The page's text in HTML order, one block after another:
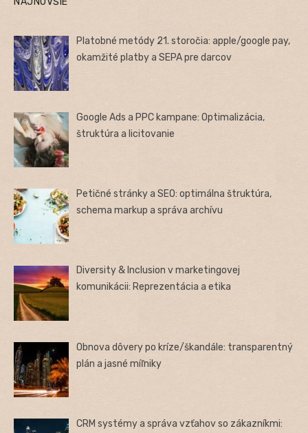
Platobné metódy 21. storočia: apple/google pay,
okamžité platby a SEPA pre darcov
Google Ads a PPC kampane: Optimalizácia,
štruktúra a licitovanie
Petičné stránky a SEO: optimálna štruktúra,
schema markup a správa archívu
Diversity & Inclusion v marketingovej
komunikácii: Reprezentácia a etika
Obnova dôvery po kríze/škandále: transparentný
plán a jasné míľniky
CRM systémy a správa vzťahov so zákazníkmi: